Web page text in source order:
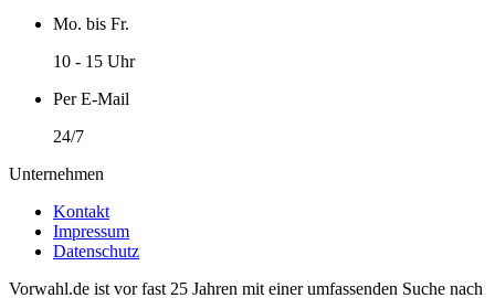
Mo. bis Fr.
10 - 15 Uhr
Per E-Mail
24/7
Unternehmen
Kontakt
Impressum
Datenschutz
Vorwahl.de ist vor fast 25 Jahren mit einer umfassenden Suche nach